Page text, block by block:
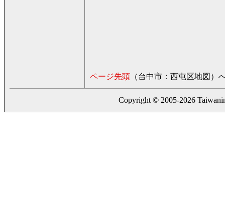
ページ先頭 （台中市：西屯区地図）
Copyright © 2005-2026